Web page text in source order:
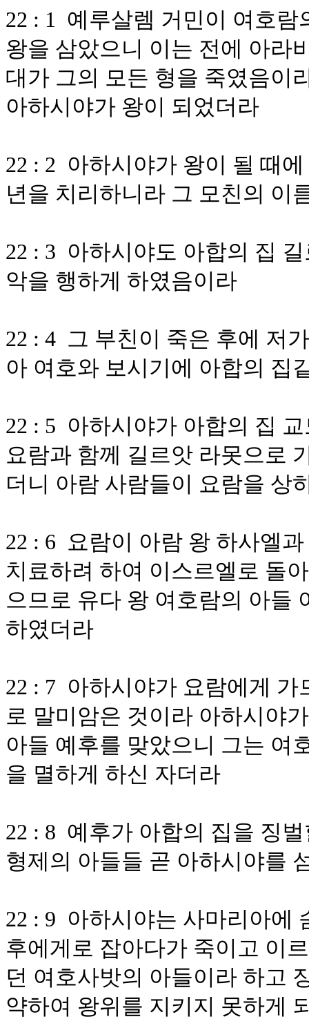
22 : 1 예루살렘 거민이 여호
왕을 삼았으니 이는 전에 아라
대가 그의 모든 형을 죽였음이
아하시야가 왕이 되었더라
22 : 2 아하시야가 왕이 될 때
년을 치리하니라 그 모친의 이
22 : 3 아하시야도 아합의 집
악을 행하게 하였음이라
22 : 4 그 부친이 죽은 후에 저
아 여호와 보시기에 아합의 집
22 : 5 아하시야가 아합의 집
요람과 함께 길르앗 라못으로
더니 아람 사람들이 요람을 상
22 : 6 요람이 아람 왕 하사엘
치료하려 하여 이스르엘로 돌
으므로 유다 왕 여호람의 아들
하였더라
22 : 7 아하시야가 요람에게
로 말미암은 것이라 아하시야
아들 예후를 맞았으니 그는 여
을 멸하게 하신 자더라
22 : 8 예후가 아합의 집을 징
형제의 아들들 곧 아하시야를
22 : 9 아하시야는 사마리아에
후에게로 잡아다가 죽이고 이
던 여호사밧의 아들이라 하고
약하여 왕위를 지키지 못하게